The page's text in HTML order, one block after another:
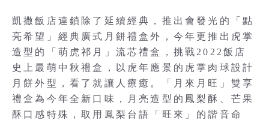
凱撒飯店連鎖除了延續經典，推出會發光的「點
亮希望」經典廣式月餅禮盒外，今年更推出虎掌
造型的「萌虎祁月」流芯禮盒，挑戰2022飯店
史上最萌中秋禮盒，以虎年應景的虎掌肉球設計
月餅外型，看了就讓人療癒。「月來月旺」雙享
禮盒為今年全新口味，月亮造型的鳳梨酥、芒果
酥口感特殊，取用鳳梨台語「旺來」的諧音命